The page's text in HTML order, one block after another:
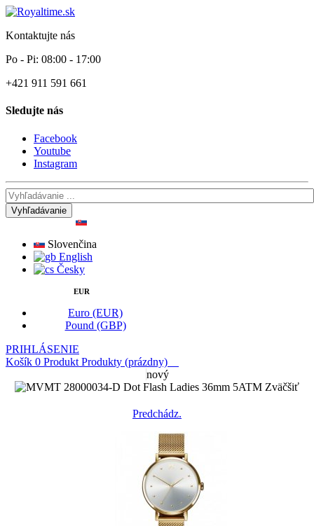
Kontaktujte nás
Po - Pi: 08:00 - 17:00
+421 911 591 661
Sledujte nás
Facebook
Youtube
Instagram
Vyhľadávanie
Slovenčina
English
Česky
EUR
Euro (EUR)
Pound (GBP)
PRIHLÁSENIE
Košík 0 Produkt Produkty (prázdny)
nový
Zväčšiť
Predchádz.